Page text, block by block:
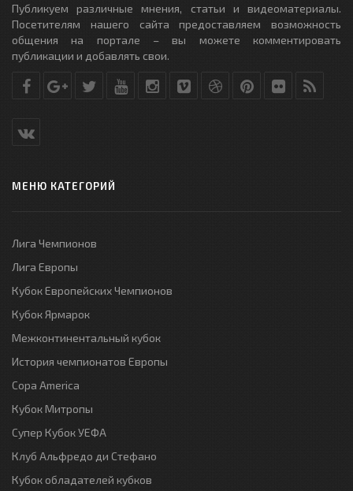
Публикуем различные мнения, статьи и видеоматериалы.
Посетителям нашего сайта предоставляем возможность
общения на портале – вы можете комментировать
публикации и добавлять свои.
МЕНЮ КАТЕГОРИЙ
Лига Чемпионов
Лига Европы
Кубок Европейских Чемпионов
Кубок Ярмарок
Межконтинентальный кубок
История чемпионатов Европы
Copa America
Кубок Митропы
Супер Кубок УЕФА
Клуб Альфредо ди Стефано
Кубок обладателей кубков